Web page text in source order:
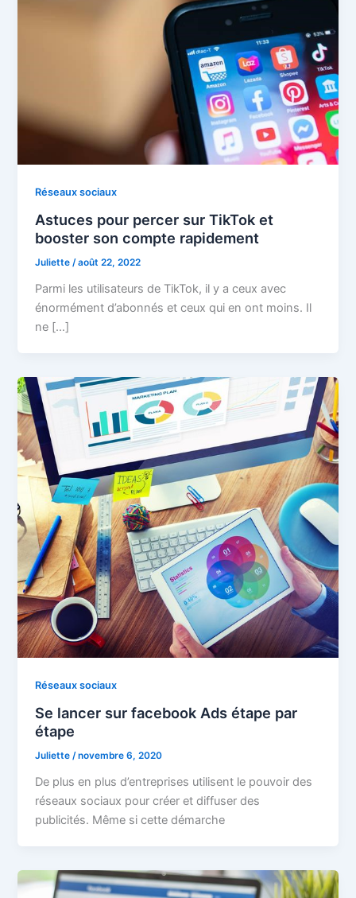
Réseaux sociaux
Astuces pour percer sur TikTok et
booster son compte rapidement
Juliette /août 22, 2022
Parmi les utilisateurs de TikTok, il y a ceux avec
énormément d’abonnés et ceux qui en ont moins. Il
ne […]
Réseaux sociaux
Se lancer sur facebook Ads étape par
étape
Juliette /novembre 6, 2020
De plus en plus d’entreprises utilisent le pouvoir des
réseaux sociaux pour créer et diffuser des
publicités. Même si cette démarche